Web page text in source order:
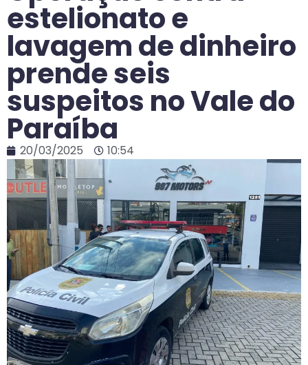
estelionato e
lavagem de dinheiro
prende seis
suspeitos no Vale do
Paraíba
20/03/2025 10:54